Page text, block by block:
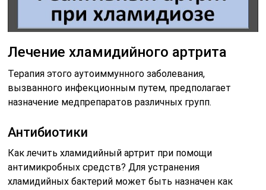
Лечение хламидийного артрита
Терапия этого аутоиммунного заболевания,
вызванного инфекционным путем, предполагает
назначение медпрепаратов различных групп.
Антибиотики
Как лечить хламидийный артрит при помощи
антимикробных средств? Для устранения
хламидийных бактерий может быть назначен как